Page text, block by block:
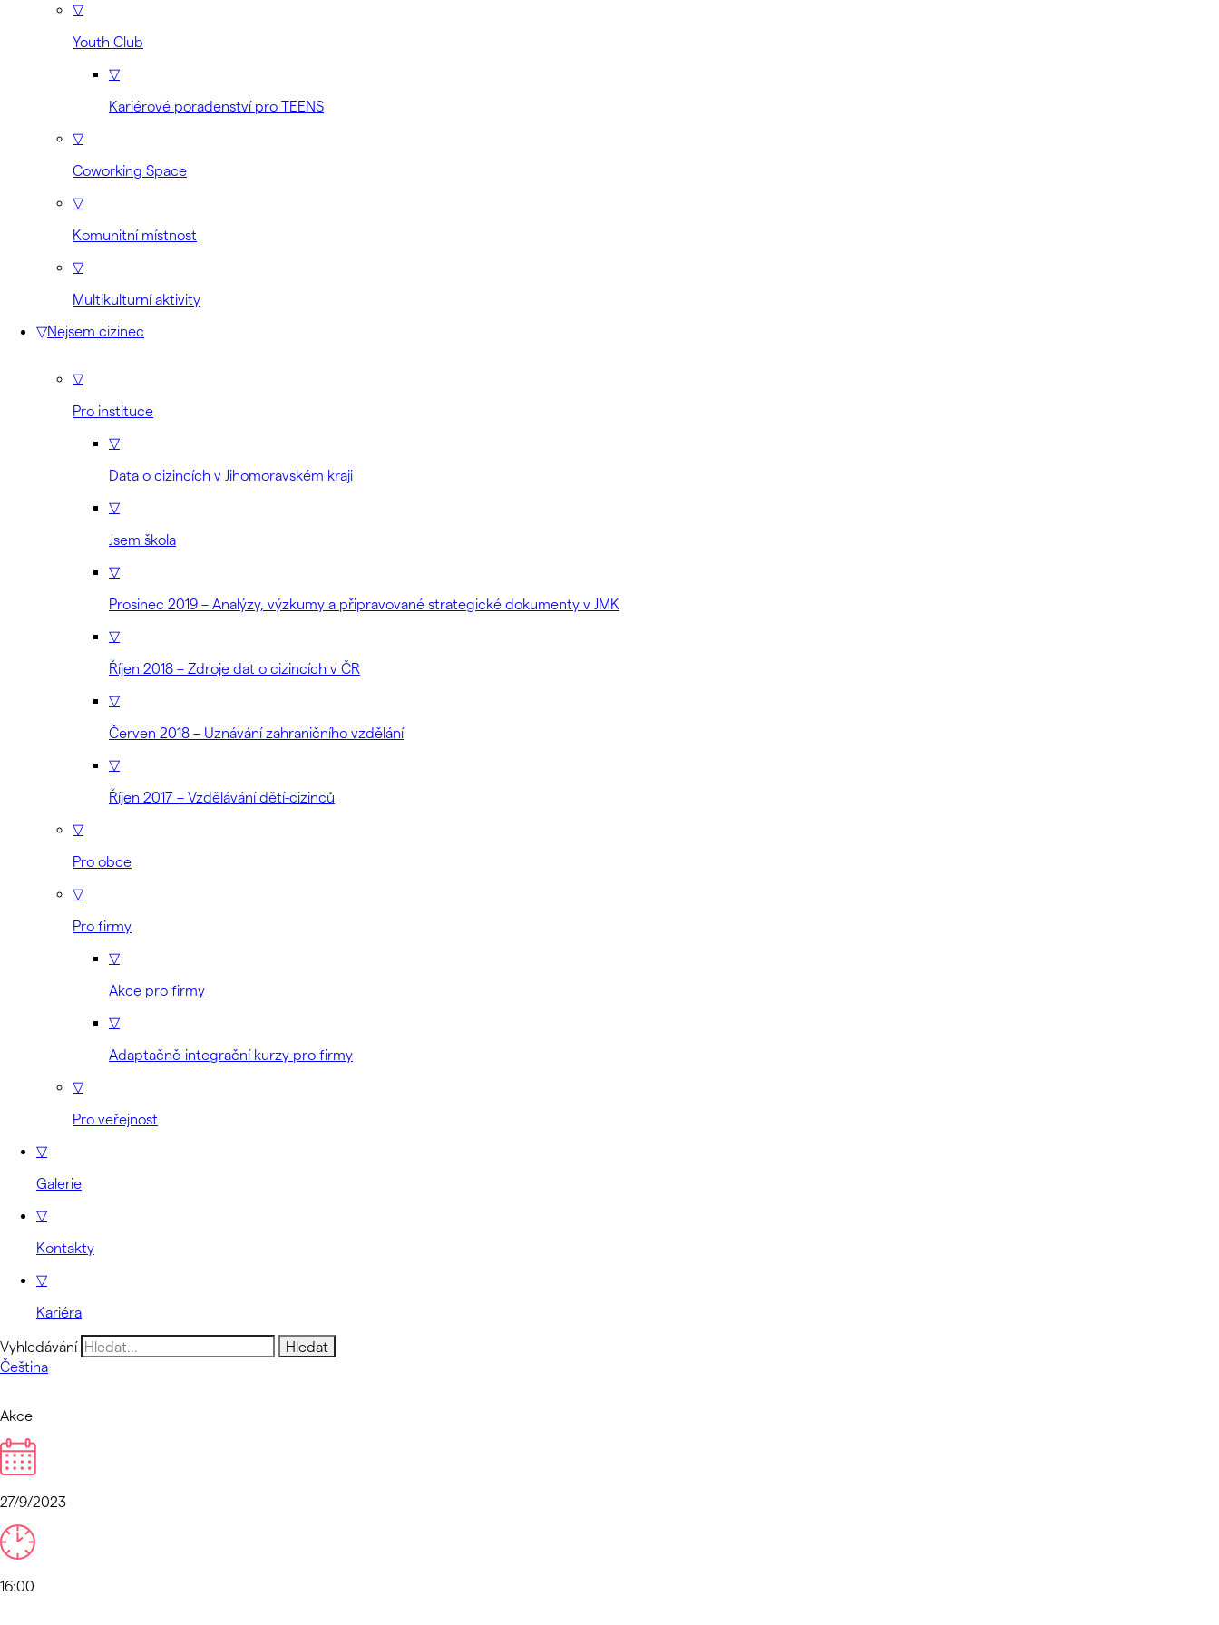
▽
Youth Club
▽
Kariérové poradenství pro TEENS
▽
Coworking Space
▽
Komunitní místnost
▽
Multikulturní aktivity
▽Nejsem cizinec
▽
Pro instituce
▽
Data o cizincích v Jihomoravském kraji
▽
Jsem škola
▽
Prosinec 2019 – Analýzy, výzkumy a připravované strategické dokumenty v JMK
▽
Říjen 2018 – Zdroje dat o cizincích v ČR
▽
Červen 2018 – Uznávání zahraničního vzdělání
▽
Říjen 2017 – Vzdělávání dětí-cizinců
▽
Pro obce
▽
Pro firmy
▽
Akce pro firmy
▽
Adaptačně-integrační kurzy pro firmy
▽
Pro veřejnost
▽
Galerie
▽
Kontakty
▽
Kariéra
Vyhledávání
Čeština
Akce
27/9/2023
16:00